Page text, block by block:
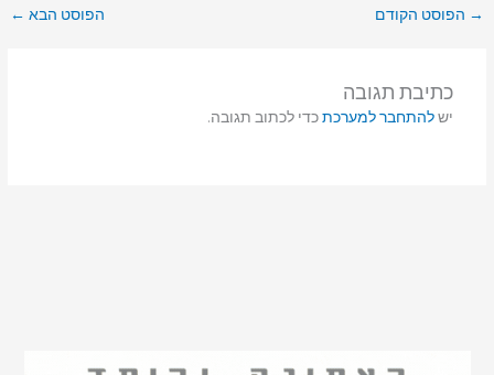
→ הפוסט הקודם הפוסט הבא ←
כתיבת תגובה
ישלהתחבר למערכתכדי לכתוב תגובה.